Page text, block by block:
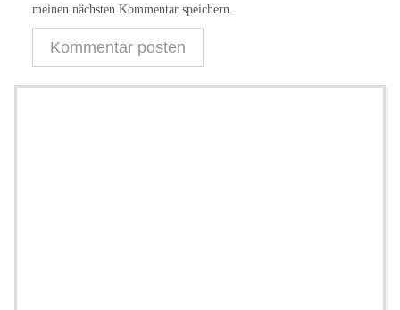
meinen nächsten Kommentar speichern.